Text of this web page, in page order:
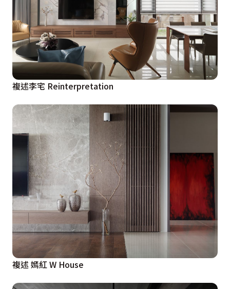
複述李宅 Reinterpretation
複述 嫣紅 W House